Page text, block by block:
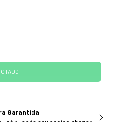
Garantida